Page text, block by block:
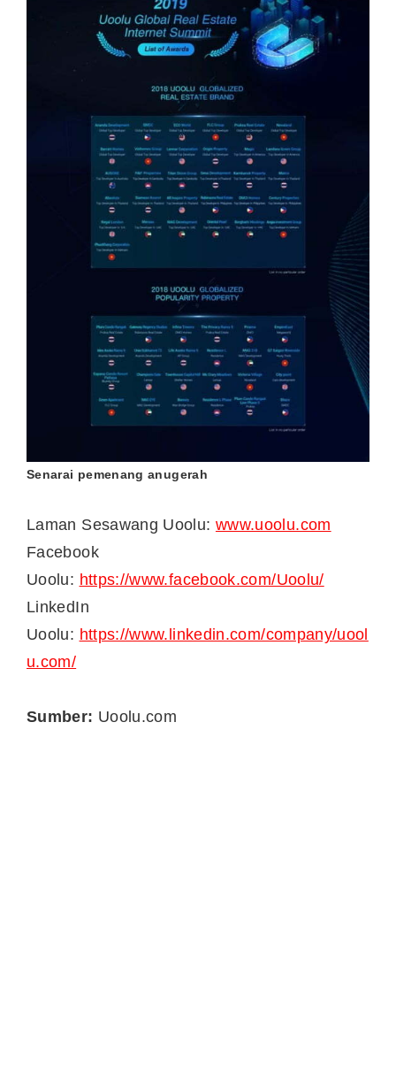
Senarai pemenang anugerah
Laman Sesawang Uoolu: www.uoolu.com
Facebook
Uoolu: https://www.facebook.com/Uoolu/
LinkedIn
Uoolu: https://www.linkedin.com/company/uool
u.com/
Sumber: Uoolu.com